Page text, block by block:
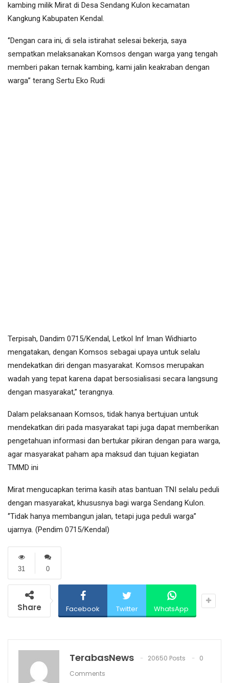
kambing milik Mirat di Desa Sendang Kulon kecamatan
Kangkung Kabupaten Kendal.
‘’Dengan cara ini, di sela istirahat selesai bekerja, saya
sempatkan melaksanakan Komsos dengan warga yang tengah
memberi pakan ternak kambing, kami jalin keakraban dengan
warga’’ terang Sertu Eko Rudi
Terpisah, Dandim 0715/Kendal, Letkol Inf Iman Widhiarto
mengatakan, dengan Komsos sebagai upaya untuk selalu
mendekatkan diri dengan masyarakat. Komsos merupakan
wadah yang tepat karena dapat bersosialisasi secara langsung
dengan masyarakat,” terangnya.
Dalam pelaksanaan Komsos, tidak hanya bertujuan untuk
mendekatkan diri pada masyarakat tapi juga dapat memberikan
pengetahuan informasi dan bertukar pikiran dengan para warga,
agar masyarakat paham apa maksud dan tujuan kegiatan
TMMD ini
Mirat mengucapkan terima kasih atas bantuan TNI selalu peduli
dengan masyarakat, khususnya bagi warga Sendang Kulon.
‘’Tidak hanya membangun jalan, tetapi juga peduli warga’’
ujarnya. (Pendim 0715/Kendal)
0
31
Share Facebook Twitter WhatsApp
TerabasNews 20650 Posts
0
Comments